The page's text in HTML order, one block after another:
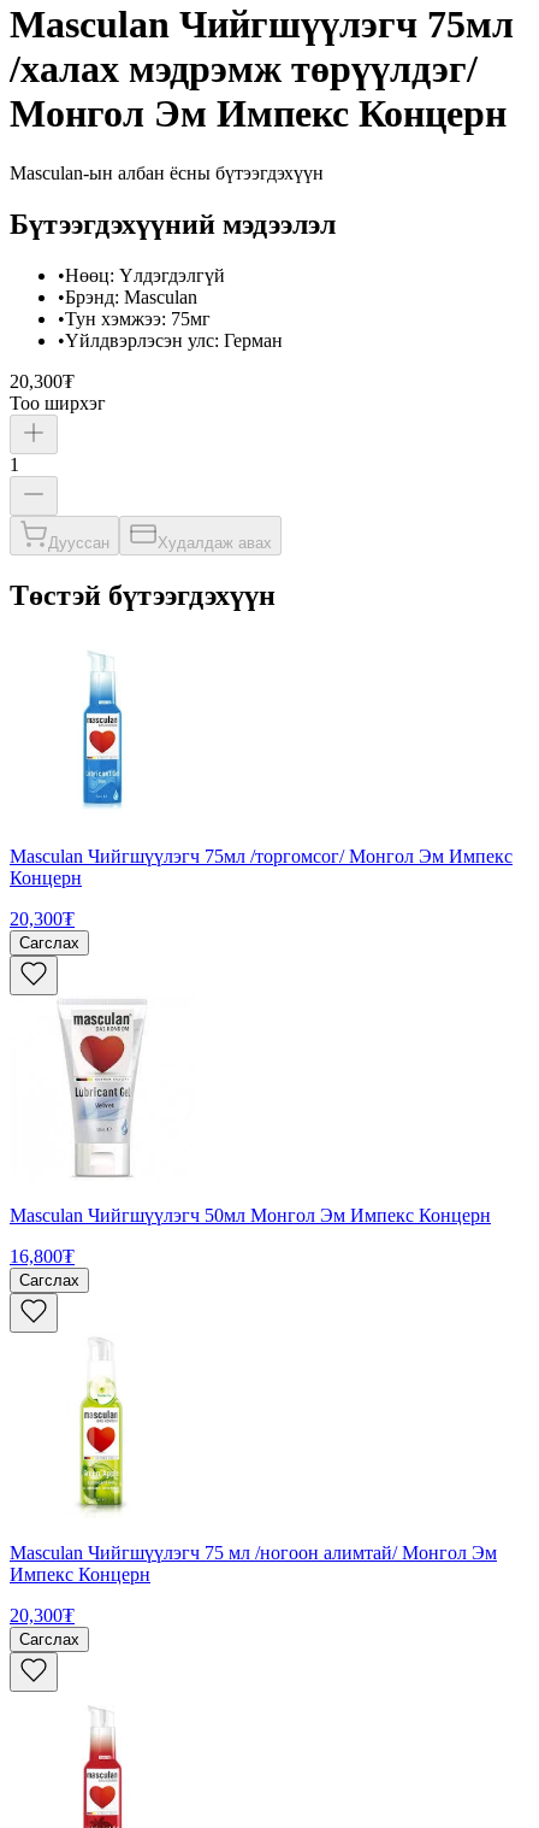
Masculan Чийгшүүлэгч 75мл
/халах мэдрэмж төрүүлдэг/
Монгол Эм Импекс Концерн
Masculan-ын албан ёсны бүтээгдэхүүн
Бүтээгдэхүүний мэдээлэл
•Нөөц: Үлдэгдэлгүй
•Брэнд: Masculan
•Тун хэмжээ: 75мг
•Үйлдвэрлэсэн улс: Герман
20,300₮
Тоо ширхэг
1
Дууссан Худалдаж авах
Төстэй бүтээгдэхүүн
Masculan Чийгшүүлэгч 75мл /торгомсог/ Монгол Эм Импекс
Концерн
20,300₮
Сагслах
Masculan Чийгшүүлэгч 50мл Монгол Эм Импекс Концерн
16,800₮
Сагслах
Masculan Чийгшүүлэгч 75 мл /ногоон алимтай/ Монгол Эм
Импекс Концерн
20,300₮
Сагслах